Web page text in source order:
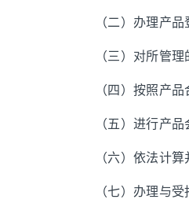
（二）办理产
（三）对所管
（四）按照产
（五）进行产
（六）依法计
（七）办理与